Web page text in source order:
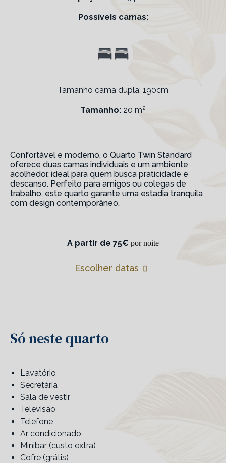
Possíveis camas:
Tamanho cama dupla: 190cm
Tamanho: 20 m2
Confortável e moderno, o Quarto Twin Standard
oferece duas camas individuais e um ambiente
acolhedor, ideal para quem busca praticidade e
descanso. Perfeito para amigos ou colegas de
trabalho, este quarto garante uma estadia tranquila
com design contemporâneo.
A partir de 75€ por noite
Escolher datas
Só neste quarto
Lavatório
Secretária
Sala de vestir
Televisão
Telefone
Ar condicionado
Minibar (custo extra)
Cofre (grátis)